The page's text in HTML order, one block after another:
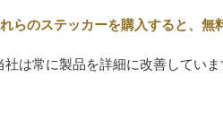
らのステッカーを購入すると、無
は常に製品を詳細に改善してい